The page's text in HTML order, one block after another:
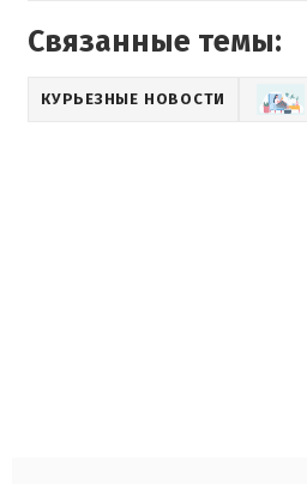
Связанные темы:
КУРЬЕЗНЫЕ НОВОСТИ